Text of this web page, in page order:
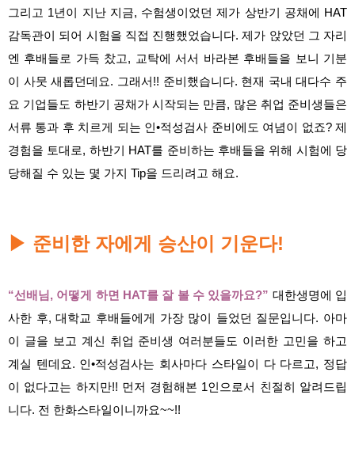
그리고 1년이 지난 지금, 수험생이었던 제가 상반기 공채에 HAT
감독관이 되어 시험을 직접 진행했었습니다. 제가 앉았던 그 자리
엔 후배들로 가득 찼고, 교탁에 서서 바라본 후배들을 보니 기분
이 사뭇 새롭던데요. 그래서!! 준비했습니다. 현재 국내 대다수 주
요 기업들도 하반기 공채가 시작되는 만큼, 많은 취업 준비생들은
서류 통과 후 치르게 되는 인•적성검사 준비에도 여념이 없죠? 제
경험을 토대로, 하반기 HAT를 준비하는 후배들을 위해 시험에 당
당해질 수 있는 몇 가지 Tip을 드리려고 해요.
▶ 준비한 자에게 승산이 기운다!
“선배님, 어떻게 하면 HAT를 잘 볼 수 있을까요?” 대한생명에 입
사한 후, 대학교 후배들에게 가장 많이 들었던 질문입니다. 아마
이 글을 보고 계신 취업 준비생 여러분들도 이러한 고민을 하고
계실 텐데요. 인•적성검사는 회사마다 스타일이 다 다르고, 정답
이 없다고는 하지만!! 먼저 경험해본 1인으로서 친절히 알려드립
니다. 전 한화스타일이니까요~~!!